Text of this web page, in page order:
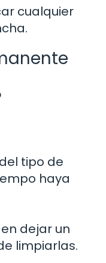
cualquier
tipo de
haya
dejar un
limpiarlas.